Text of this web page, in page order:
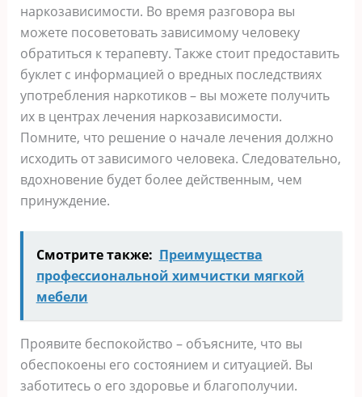
наркозависимости. Во время разговора вы
можете посоветовать зависимому человеку
обратиться к терапевту. Также стоит предоставить
буклет с информацией о вредных последствиях
употребления наркотиков – вы можете получить
их в центрах лечения наркозависимости.
Помните, что решение о начале лечения должно
исходить от зависимого человека. Следовательно,
вдохновение будет более действенным, чем
принуждение.
Смотрите также: Преимущества
профессиональной химчистки мягкой
мебели
Проявите беспокойство – объясните, что вы
обеспокоены его состоянием и ситуацией. Вы
заботитесь о его здоровье и благополучии.